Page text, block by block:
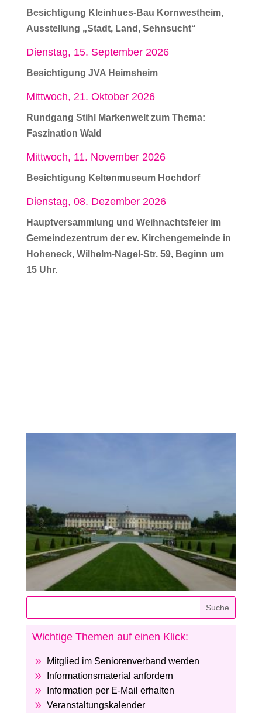
Besichtigung Kleinhues-Bau Kornwestheim,
Ausstellung „Stadt, Land, Sehnsucht“
Dienstag, 15. September 2026
Besichtigung JVA Heimsheim
Mittwoch, 21. Oktober 2026
Rundgang Stihl Markenwelt zum Thema:
Faszination Wald
Mittwoch, 11. November 2026
Besichtigung Keltenmuseum Hochdorf
Dienstag, 08. Dezember 2026
Hauptversammlung und Weihnachtsfeier im
Gemeindezentrum der ev. Kirchengemeinde in
Hoheneck, Wilhelm-Nagel-Str. 59, Beginn um
15 Uhr.
Wichtige Themen auf einen Klick:
9 Mitglied im Seniorenverband werden
9 Informationsmaterial anfordern
9 Information per E-Mail erhalten
9 Veranstaltungskalender